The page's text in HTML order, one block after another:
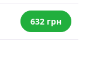
632 грн